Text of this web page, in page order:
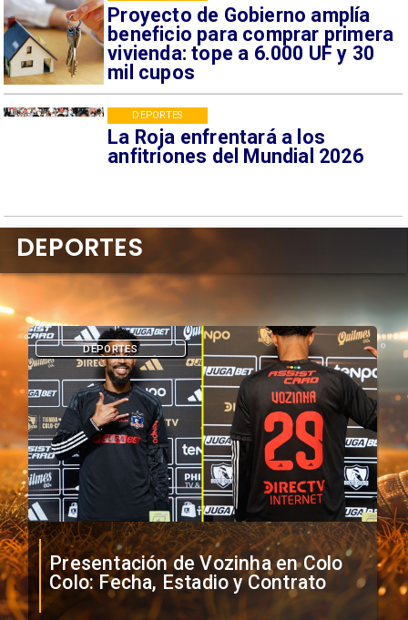
Proyecto de Gobierno amplía
beneficio para comprar primera
vivienda: tope a 6.000 UF y 30
mil cupos
La Roja enfrentará a los
anfitriones del Mundial 2026
DEPORTES
Presentación de Vozinha en Colo
Colo: Fecha, Estadio y Contrato
DEPORTES
DEPORTES